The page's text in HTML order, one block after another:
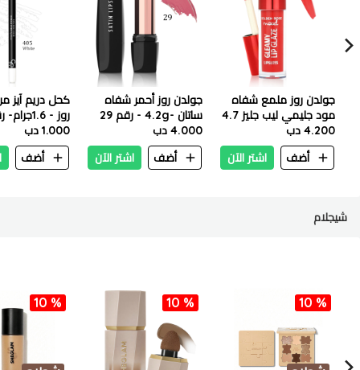
جولدن روز ملمع شفاه
مود جليمي ليب جليز 4.7
مل - 205 شيري بوب
4.200 دب
أضف
اشتر الآن
جولدن روز أحمر شفاه
ساتان -4.2g - رقم 29
4.000 دب
أضف
اشتر الآن
كحل دريم آيز
روز - 1.6جرام- رقم 405
1.000 دب
أضف
شيجلام
10 %
10 %
10 %